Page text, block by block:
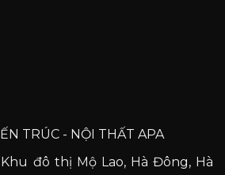
TRÚC - NỘI THẤT APA
Khu đô thị Mộ Lao, Hà Đông, Hà